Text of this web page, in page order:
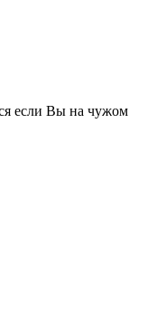
если Вы на чужом